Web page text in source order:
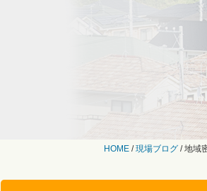
HOME /現場ブログ /地域